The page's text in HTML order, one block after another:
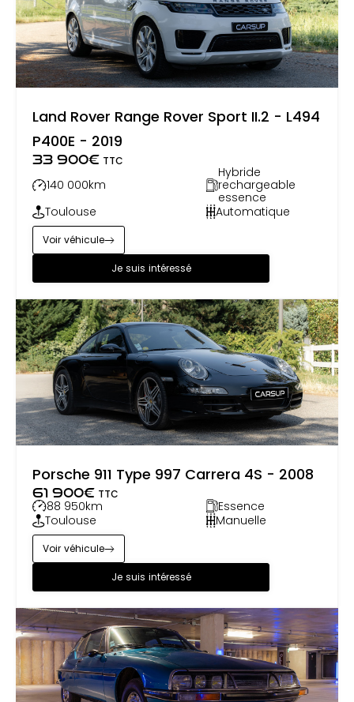
Land Rover Range Rover Sport II.2 - L494
P400E - 2019
33 900€ TTC
140 000km
Hybride
rechargeable
essence
Toulouse
Automatique
Je suis intéressé
Voir véhicule
Porsche 911 Type 997 Carrera 4S - 2008
61 900€ TTC
88 950km
Essence
Toulouse
Manuelle
Je suis intéressé
Voir véhicule